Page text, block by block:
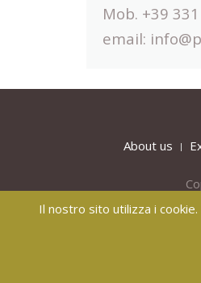
Mob. +39
email:
About us
Il nostro sito utilizza i